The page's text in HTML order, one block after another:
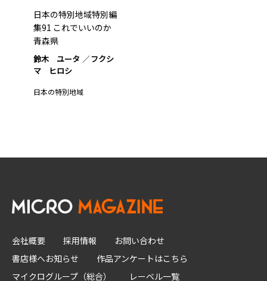
日本の特別地域特別編
集91 これでいいのか
青森県
鈴木 ユータ
フクシ
マ ヒロシ
日本の特別地域
会社概要 採用情報
お問い合わせ
書店様へお知らせ
作品アンケートはこちら
マイクログループ（総合）
レーベル一覧